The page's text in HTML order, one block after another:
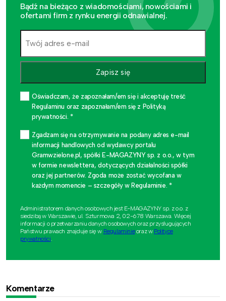
Bądź na bieżąco z wiadomościami, nowościami i
ofertami firm z rynku energii odnawialnej.
Zapisz się
Oświadczam, że zapoznałam/em się i akceptuję treść
Regulaminu oraz zapoznałam/em się z Polityką
prywatności. *
Zgadzam się na otrzymywanie na podany adres e-mail
informacji handlowych od wydawcy portalu
Gramwzielone.pl, spółki E-MAGAZYNY sp. z o.o., w tym
w formie newslettera, dotyczących działalności spółki
oraz jej partnerów. Zgoda może zostać wycofana w
każdym momencie – szczegóły w Regulaminie. *
Administratorem danych osobowych jest E-MAGAZYNY sp. z o.o. z
siedzibą w Warszawie, ul. Szturmowa 2, 02-678 Warszawa. Więcej
informacji o przetwarzaniu danych osobowych oraz przysługujących
Państwu prawach znajduje się w Regulaminieoraz w Polityce
prywatności.
Komentarze